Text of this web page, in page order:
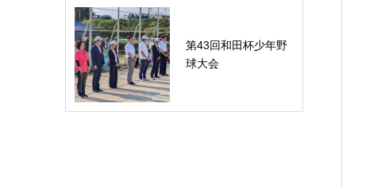
第43回和田杯少年野
球大会